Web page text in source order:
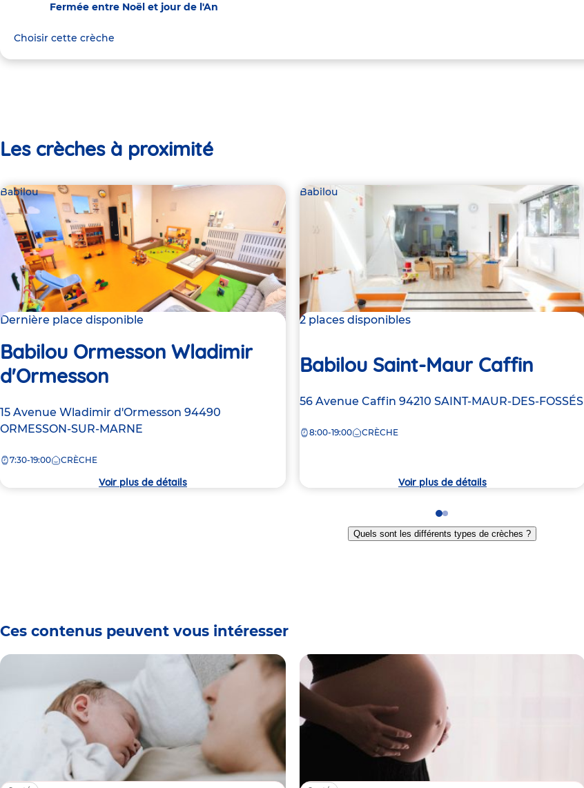
Fermée entre Noël et jour de l'An
Choisir cette crèche
Les crèches à proximité
Babilou
Dernière place disponible
Babilou Ormesson Wladimir
d'Ormesson
Adresse
de
crèche
15 Avenue Wladimir d'Ormesson 94490
ORMESSON-SUR-MARNE
7:30-19:00 CRÈCHE
Voir plus de détails
Babilou
2 places disponibles
Babilou Saint-Maur Caffin
Adresse
la
56 Avenue Caffin 94210 SAINT-MAUR-DES-FOSSÉS
8:00-19:00 CRÈCHE
Voir plus de détails
Go
to
slide
Go
to
slide
Quels sont les différents types de crèches ?
Ces contenus peuvent vous intéresser